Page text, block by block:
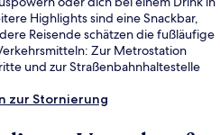
Highlights sind eine Snackbar,
Reisende schätzen die fußläufige
Zur Metrostation
und zur Straßenbahnhaltestelle
zur Stornierung